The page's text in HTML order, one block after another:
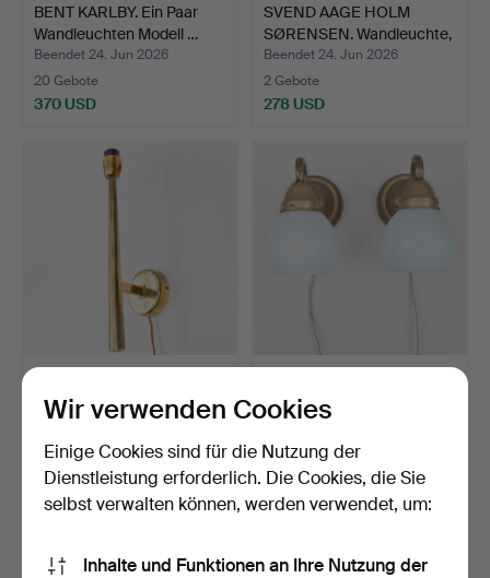
BENT KARLBY. Ein Paar
Wandleuchten Modell …
Beendet 24. Jun 2026
20 Gebote
370 USD
SVEND AAGE HOLM
SØRENSEN. Wandleuchte,
fla…
Beendet 24. Jun 2026
2 Gebote
278 USD
Messing. Skandinavischer
L…
Beendet 1. Jun 2026
1 Gebot
70 USD
Wandleuchten, Messing
mi…
Beendet 30. Mai 2026
5 Gebote
78 USD
Wir verwenden Cookies
Einige Cookies sind für die Nutzung der
Dienstleistung erforderlich. Die Cookies, die Sie
selbst verwalten können, werden verwendet, um:
Inhalte und Funktionen an Ihre Nutzung der